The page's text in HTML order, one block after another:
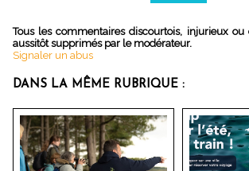
Tous les commentaires discourtois, injurieux ou
aussitôt supprimés par le modérateur.
Signaler un abus
DANS LA MÊME RUBRIQUE :